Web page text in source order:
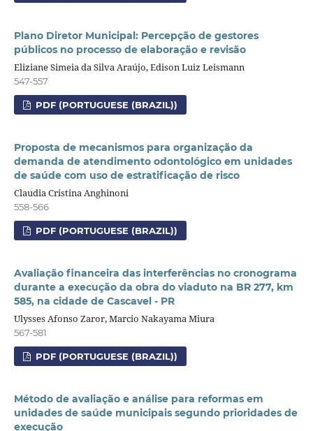
Plano Diretor Municipal: Percepção de gestores
públicos no processo de elaboração e revisão
Eliziane Simeia da Silva Araújo, Edison Luiz Leismann
547-557
PDF (PORTUGUESE (BRAZIL))
Proposta de mecanismos para organização da
demanda de atendimento odontológico em unidades
de saúde com uso de estratificação de risco
Claudia Cristina Anghinoni
558-566
PDF (PORTUGUESE (BRAZIL))
Avaliação financeira das interferências no cronograma
durante a execução da obra do viaduto na BR 277, km
585, na cidade de Cascavel - PR
Ulysses Afonso Zaror, Marcio Nakayama Miura
567-581
PDF (PORTUGUESE (BRAZIL))
Método de avaliação e análise para reformas em
unidades de saúde municipais segundo prioridades de
execução